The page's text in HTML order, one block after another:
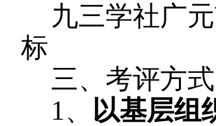
九三学社广
标
三、考评方式
1、 以基层组